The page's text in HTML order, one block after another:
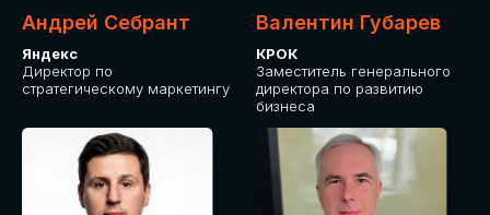
Андрей Себрант
Яндекс
Директор по
стратегическому маркетингу
Валентин Губарев
КРОК
Заместитель генерального
директора по развитию
бизнеса